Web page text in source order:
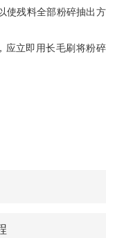
使残料全部粉碎抽出方
应立即用长毛刷将粉碎